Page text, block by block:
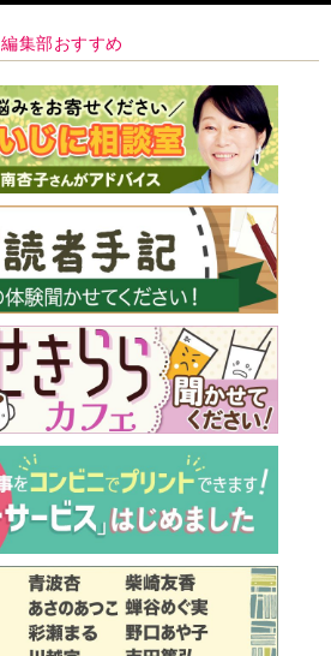
編集部おすすめ